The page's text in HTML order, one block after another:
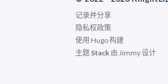
记录并分享
隐私权政策
使用 Hugo构建
主题 Stack 由 Jimmy设计